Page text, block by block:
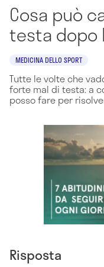
Cosa può
testa dopo
MEDICINA DELLO SPORT
Tutte le volte che
forte mal di testa: a
posso fare per
Risposta